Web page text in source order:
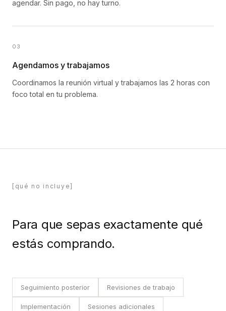
agendar. Sin pago, no hay turno.
03
Agendamos y trabajamos
Coordinamos la reunión virtual y trabajamos las 2 horas con
foco total en tu problema.
[qué no incluye]
Para que sepas exactamente qué
estás comprando.
Seguimiento posterior Revisiones de trabajo
Implementación Sesiones adicionales